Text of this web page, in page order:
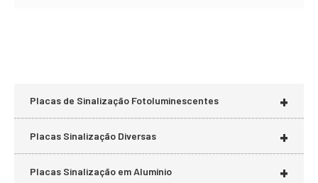
+
Placas de Sinalização Fotoluminescentes
+
Placas Sinalização Diversas
+
Placas Sinalização em Alumínio